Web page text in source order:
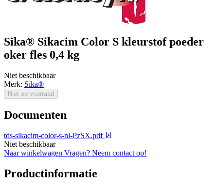
Sika® Sikacim Color S kleurstof poeder
oker fles 0,4 kg
Niet beschikbaar
Merk: Sika®
Niet op voorraad
Documenten
tds-sikacim-color-s-nl-PzSX.pdf
Niet beschikbaar
Naar winkelwagen Vragen? Neem contact op!
Productinformatie